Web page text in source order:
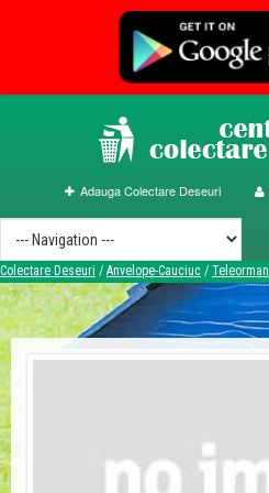
Adauga Colectare Deseuri
Colectare Deseuri / Anvelope-Cauciuc / Teleorman